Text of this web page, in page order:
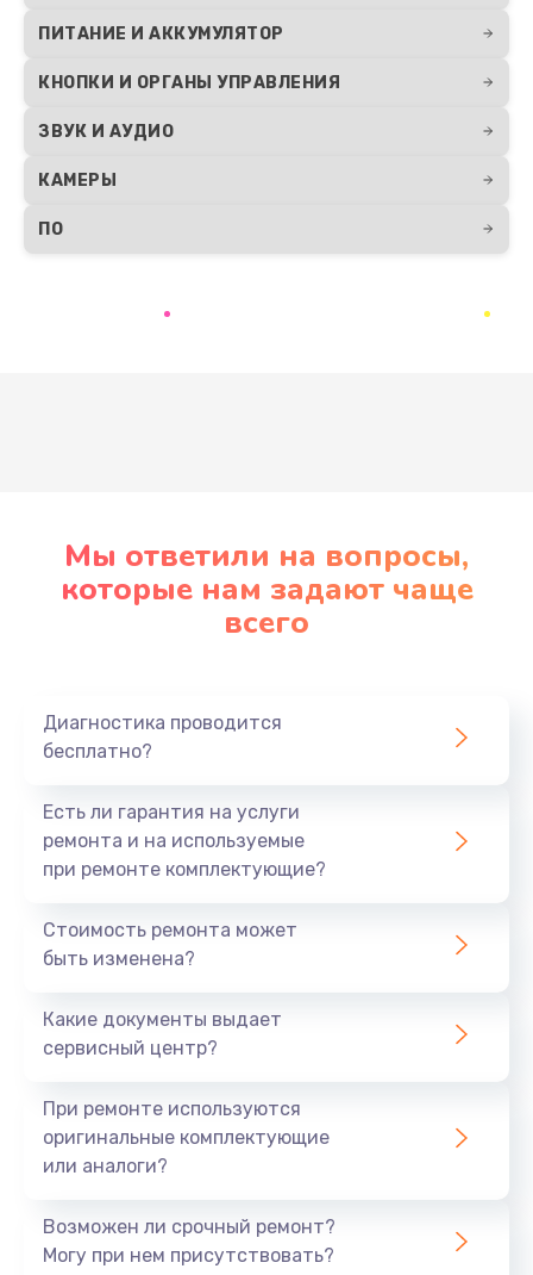
ПИТАНИЕ И АККУМУЛЯТОР
КНОПКИ И ОРГАНЫ УПРАВЛЕНИЯ
ЗВУК И АУДИО
КАМЕРЫ
ПО
Мы ответили на вопросы,
которые нам задают чаще
всего
Диагностика проводится
бесплатно?
Есть ли гарантия на услуги
ремонта и на используемые
при ремонте комплектующие?
Стоимость ремонта может
быть изменена?
Какие документы выдает
сервисный центр?
При ремонте используются
оригинальные комплектующие
или аналоги?
Возможен ли срочный ремонт?
Могу при нем присутствовать?